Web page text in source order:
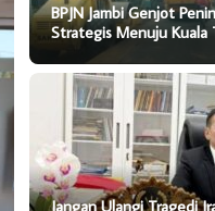
BPJN Jambi Genjot
Strategis Menuju Kuala
Jangan Ulangi Tragedi